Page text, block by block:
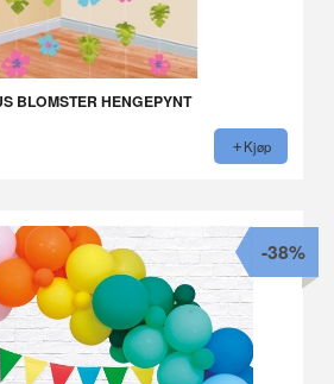
BLOMSTER HENGEPYNT
Kjøp
-38%